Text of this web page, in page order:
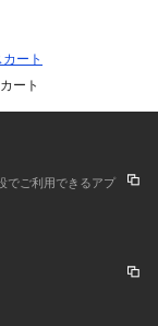
カート
ート
でご利用できるアプ